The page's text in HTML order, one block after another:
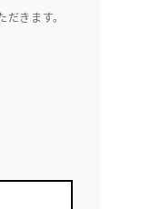
きます。